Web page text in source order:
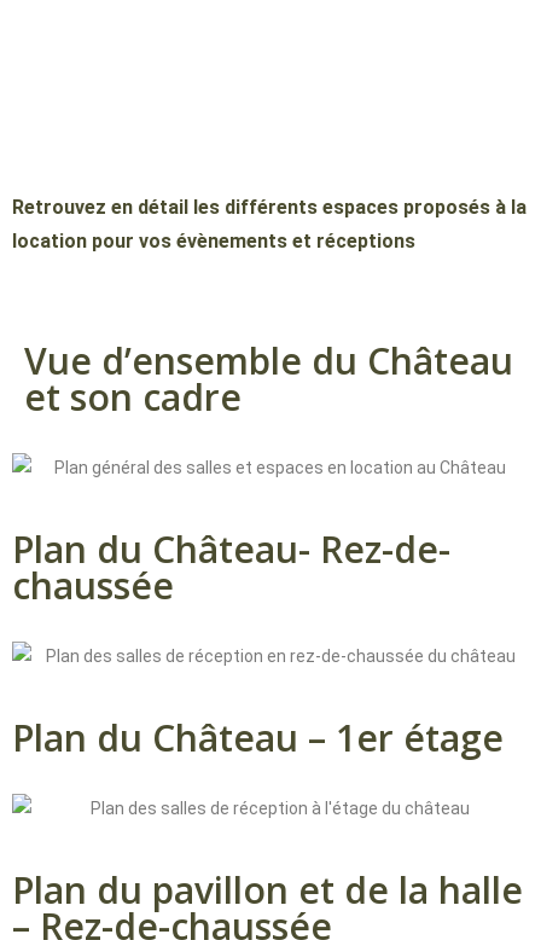
Retrouvez en détail les différents espaces proposés à la
location pour vos évènements et réceptions
Vue d’ensemble du Château
et son cadre
Plan du Château- Rez-de-
chaussée
Plan du Château – 1er étage
Plan du pavillon et de la halle
– Rez-de-chaussée